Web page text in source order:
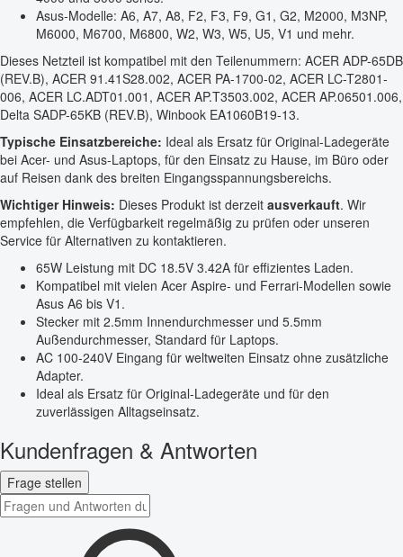
Asus-Modelle: A6, A7, A8, F2, F3, F9, G1, G2, M2000, M3NP,
M6000, M6700, M6800, W2, W3, W5, U5, V1 und mehr.
Dieses Netzteil ist kompatibel mit den Teilenummern: ACER ADP-65DB
(REV.B), ACER 91.41S28.002, ACER PA-1700-02, ACER LC-T2801-
006, ACER LC.ADT01.001, ACER AP.T3503.002, ACER AP.06501.006,
Delta SADP-65KB (REV.B), Winbook EA1060B19-13.
Typische Einsatzbereiche: Ideal als Ersatz für Original-Ladegeräte
bei Acer- und Asus-Laptops, für den Einsatz zu Hause, im Büro oder
auf Reisen dank des breiten Eingangsspannungsbereichs.
Wichtiger Hinweis: Dieses Produkt ist derzeit ausverkauft. Wir
empfehlen, die Verfügbarkeit regelmäßig zu prüfen oder unseren
Service für Alternativen zu kontaktieren.
65W Leistung mit DC 18.5V 3.42A für effizientes Laden.
Kompatibel mit vielen Acer Aspire- und Ferrari-Modellen sowie
Asus A6 bis V1.
Stecker mit 2.5mm Innendurchmesser und 5.5mm
Außendurchmesser, Standard für Laptops.
AC 100-240V Eingang für weltweiten Einsatz ohne zusätzliche
Adapter.
Ideal als Ersatz für Original-Ladegeräte und für den
zuverlässigen Alltagseinsatz.
Kundenfragen & Antworten
Frage stellen